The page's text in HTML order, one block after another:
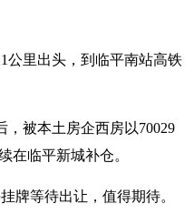
公里出头，到临平南站高铁
，被本土房企西房以70029
在临平新城补仓。
牌等待出让，值得期待。